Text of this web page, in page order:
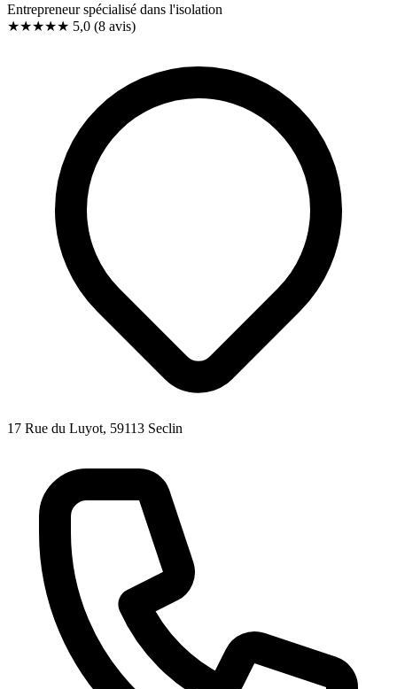
Entrepreneur spécialisé dans l'isolation
★★★★★ 5,0 (8 avis)
17 Rue du Luyot, 59113 Seclin